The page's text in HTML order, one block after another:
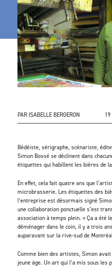
PAR ISABELLE BERGERON 19
Bédéiste, sérigraphe, scénariste,
Simon Bossé se déclinent dans
étiquettes qui habillent les bières de
En effet, cela fait quatre ans que
microbrasserie. Les étiquettes des
l’entreprise est désormais signé
une collaboration ponctuelle s’est
association à temps plein. « Ça a été
déménager dans le coin, il y a trois
auparavant sur la rive-sud de
Comme bien des artistes, Simon
jeune âge. Un art qui l’a mis sous les